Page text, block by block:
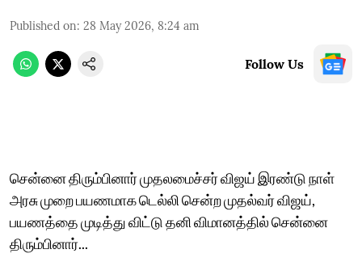
Published on: 28 May 2026, 8:24 am
Follow Us
சென்னை திரும்பினார் முதலமைச்சர் விஜய் இரண்டு நாள்
அரசு முறை பயணமாக டெல்லி சென்ற முதல்வர் விஜய்,
பயணத்தை முடித்து விட்டு தனி விமானத்தில் சென்னை
திரும்பினார்...